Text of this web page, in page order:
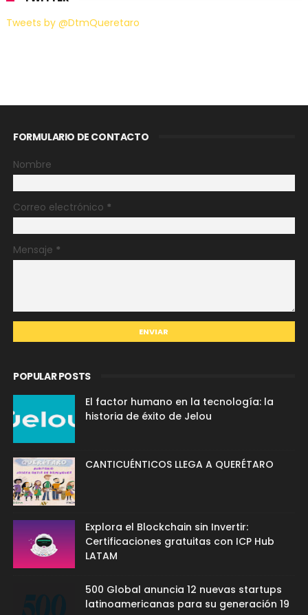
Tweets by @DtmQueretaro
FORMULARIO DE CONTACTO
Nombre
Correo electrónico *
Mensaje *
POPULAR POSTS
El factor humano en la tecnología: la
historia de éxito de Jelou
CANTICUÉNTICOS LLEGA A QUERÉTARO
Explora el Blockchain sin Invertir:
Certificaciones gratuitas con ICP Hub
LATAM
500 Global anuncia 12 nuevas startups
latinoamericanas para su generación 19